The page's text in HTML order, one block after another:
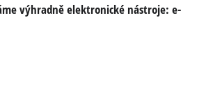
výhradně elektronické nástroje: e-